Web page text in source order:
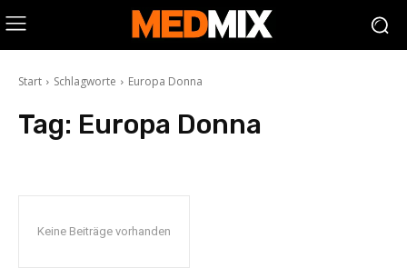
Start Schlagworte Europa Donna
Tag: Europa Donna
Keine Beiträge vorhanden